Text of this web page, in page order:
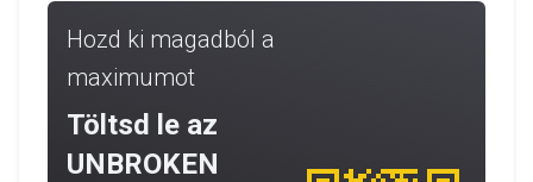
Hozd ki magadból a
maximumot
Töltsd le az
UNBROKEN